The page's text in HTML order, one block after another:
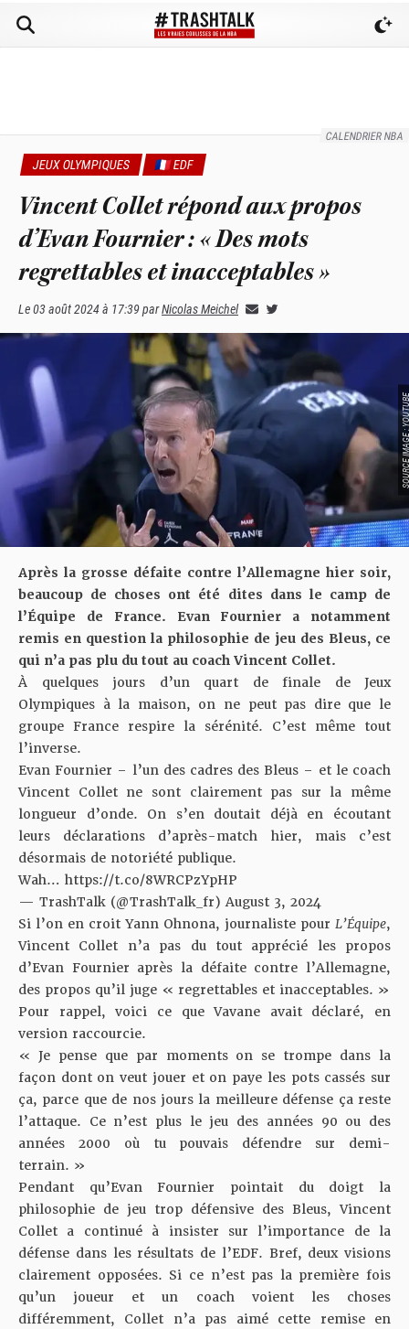
CALENDRIER NBA
JEUX OLYMPIQUES 🇫🇷 EDF
Vincent Collet répond aux propos
d’Evan Fournier : « Des mots
regrettables et inacceptables »
Le03 août 2024 à 17:39parNicolas Meichel
SOURCE
Après la grosse défaite contre l’Allemagne hier soir,
beaucoup de choses ont été dites dans le camp de
l’Équipe de France. Evan Fournier a notamment
remis en question la philosophie de jeu des Bleus, ce
qui n’a pas plu du tout au coach Vincent Collet.
À quelques jours d’un quart de finale de Jeux
Olympiques à la maison, on ne peut pas dire que le
groupe France respire la sérénité. C’est même tout
l’inverse.
Evan Fournier – l’un des cadres des Bleus – et le coach
Vincent Collet ne sont clairement pas sur la même
longueur d’onde. On s’en doutait déjà en écoutant
leurs déclarations d’après-match hier, mais c’est
désormais de notoriété publique.
Wah… https://t.co/8WRCPzYpHP
— TrashTalk (@TrashTalk_fr)August 3, 2024
Si l’on en croit Yann Ohnona, journaliste pour L’Équipe,
Vincent Collet n’a pas du tout apprécié les propos
d’Evan Fournier après la défaite contre l’Allemagne,
des propos qu’il juge « regrettables et inacceptables. »
Pour rappel,voici ce que Vavane avait déclaré, en
version raccourcie.
« Je pense que par moments on se trompe dans la
façon dont on veut jouer et on paye les pots cassés sur
ça, parce que de nos jours la meilleure défense ça reste
l’attaque. Ce n’est plus le jeu des années 90 ou des
années 2000 où tu pouvais défendre sur demi-
terrain. »
Pendant qu’Evan Fournier pointait du doigt la
philosophie de jeu trop défensive des Bleus,Vincent
Collet a continué à insister sur l’importance de la
défense dans les résultats de l’EDF. Bref, deux visions
clairement opposées. Si ce n’est pas la première fois
qu’un joueur et un coach voient les choses
différemment, Collet n’a pas aimé cette remise en